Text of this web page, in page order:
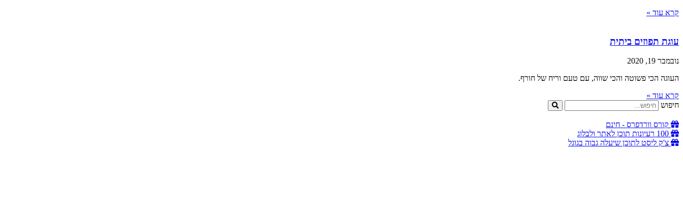
קרא עוד »
עוגת תפוזים ביתית
נובמבר 19, 2020
העוגה הכי פשוטה והכי שווה, עם טעם וריח של חורף.
קרא עוד »
חיפוש
קורס וורדפרס - חינם
100 רעיונות תוכן לאתר ולבלוג
צ'ק ליסט לתוכן שיעלה גבוה בגוגל